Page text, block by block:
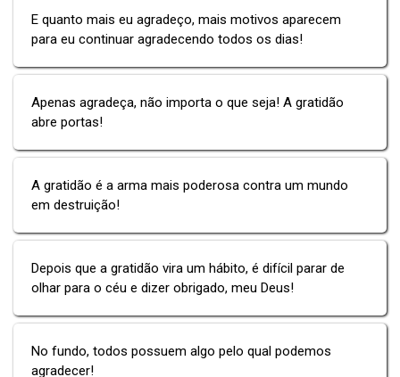
E quanto mais eu agradeço, mais motivos aparecem
para eu continuar agradecendo todos os dias!
Apenas agradeça, não importa o que seja! A gratidão
abre portas!
A gratidão é a arma mais poderosa contra um mundo
em destruição!
Depois que a gratidão vira um hábito, é difícil parar de
olhar para o céu e dizer obrigado, meu Deus!
No fundo, todos possuem algo pelo qual podemos
agradecer!